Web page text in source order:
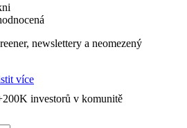
newslettery a neomezený
více
investorů v komunitě